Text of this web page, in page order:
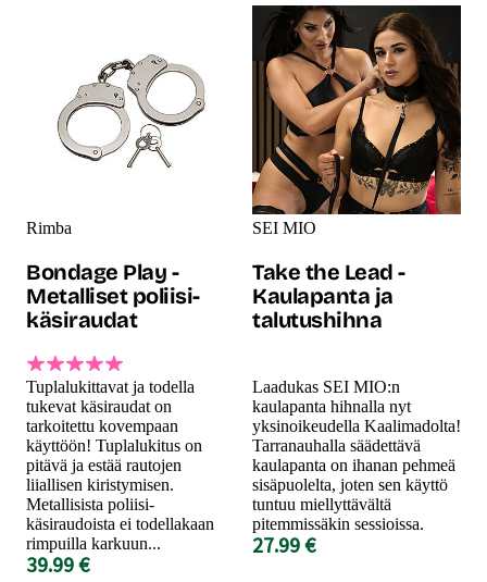
Rimba
Bondage Play -
Metalliset poliisi-
käsiraudat
Tuplalukittavat ja todella
tukevat käsiraudat on
tarkoitettu kovempaan
käyttöön! Tuplalukitus on
pitävä ja estää rautojen
liiallisen kiristymisen.
Metallisista poliisi-
käsiraudoista ei todellakaan
rimpuilla karkuun...
39.99 €
SEI MIO
Take the Lead -
Kaulapanta ja
talutushihna
Laadukas SEI MIO:n
kaulapanta hihnalla nyt
yksinoikeudella Kaalimadolta!
Tarranauhalla säädettävä
kaulapanta on ihanan pehmeä
sisäpuolelta, joten sen käyttö
tuntuu miellyttävältä
pitemmissäkin sessioissa.
27.99 €